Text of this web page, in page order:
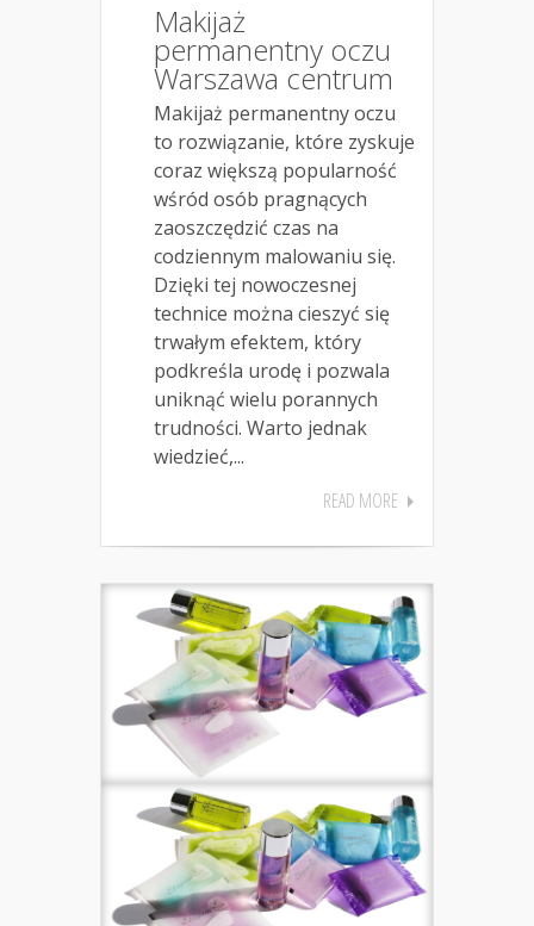
Makijaż
permanentny oczu
Warszawa centrum
Makijaż permanentny oczu
to rozwiązanie, które zyskuje
coraz większą popularność
wśród osób pragnących
zaoszczędzić czas na
codziennym malowaniu się.
Dzięki tej nowoczesnej
technice można cieszyć się
trwałym efektem, który
podkreśla urodę i pozwala
uniknąć wielu porannych
trudności. Warto jednak
wiedzieć,...
READ MORE